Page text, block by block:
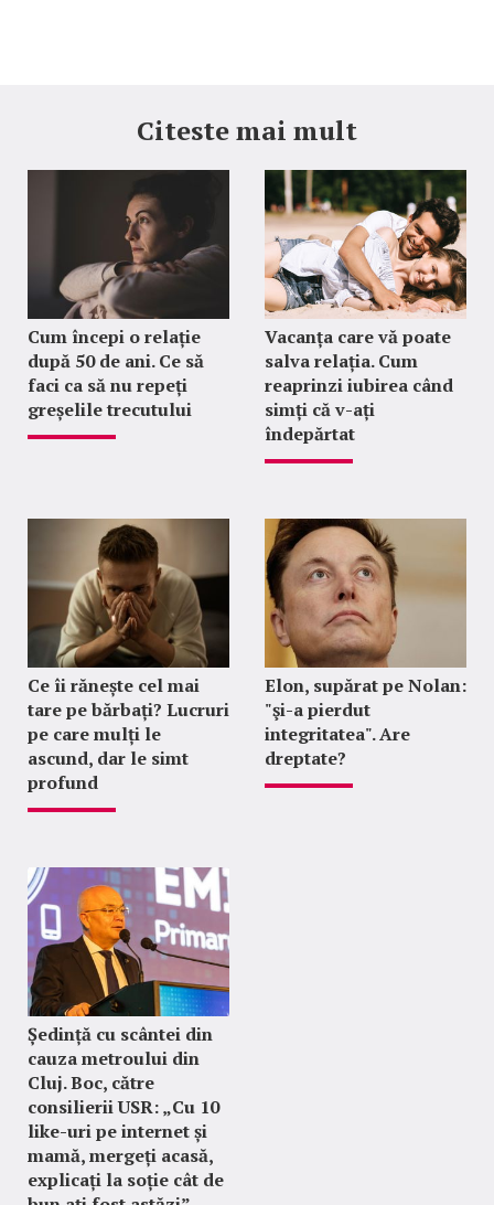
Citeste mai mult
Cum începi o relație
după 50 de ani. Ce să
faci ca să nu repeți
greșelile trecutului
Vacanța care vă poate
salva relația. Cum
reaprinzi iubirea când
simți că v-ați
îndepărtat
Ce îi rănește cel mai
tare pe bărbați? Lucruri
pe care mulți le
ascund, dar le simt
profund
Elon, supărat pe Nolan:
"şi-a pierdut
integritatea". Are
dreptate?
Ședință cu scântei din
cauza metroului din
Cluj. Boc, către
consilierii USR: „Cu 10
like-uri pe internet și
mamă, mergeți acasă,
explicați la soție cât de